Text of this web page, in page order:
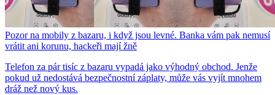
Pozor na mobily z bazaru, i když jsou levné. Banka vám pak nemusí
vrátit ani korunu, hackeři mají žně
Telefon za pár tisíc z bazaru vypadá jako výhodný obchod. Jenže
pokud už nedostává bezpečnostní záplaty, může vás vyjít mnohem
dráž než nový kus.